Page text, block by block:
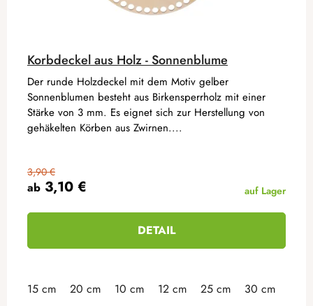
Korbdeckel aus Holz - Sonnenblume
ab 3,10 €
3,90 €
auf Lager
DETAIL
Der runde Holzdeckel mit dem Motiv gelber
Sonnenblumen besteht aus Birkensperrholz mit einer
Stärke von 3 mm. Es eignet sich zur Herstellung von
gehäkelten Körben aus Zwirnen....
15 cm 20 cm 10 cm 12 cm 25 cm 30 cm